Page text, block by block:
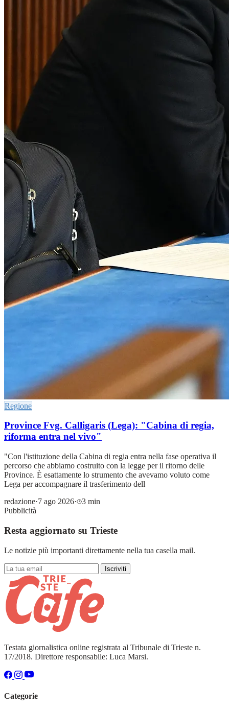
Regione
Province Fvg. Calligaris (Lega): "Cabina di regia,
riforma entra nel vivo"
"Con l'istituzione della Cabina di regia entra nella fase operativa il
percorso che abbiamo costruito con la legge per il ritorno delle
Province. È esattamente lo strumento che avevamo voluto come
Lega per accompagnare il trasferimento dell
redazione·7 ago 2026·
3 min
Pubblicità
Resta aggiornato su Trieste
Le notizie più importanti direttamente nella tua casella mail.
Iscriviti
Testata giornalistica online registrata al Tribunale di Trieste n.
17/2018. Direttore responsabile: Luca Marsi.
Categorie